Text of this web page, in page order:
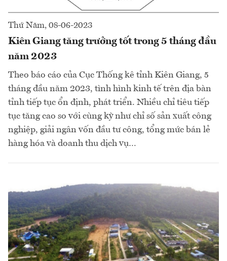
Thứ Năm, 08-06-2023
Kiên Giang tăng trưởng tốt trong 5 tháng đầu
năm 2023
Theo báo cáo của Cục Thống kê tỉnh Kiên Giang, 5
tháng đầu năm 2023, tình hình kinh tế trên địa bàn
tỉnh tiếp tục ổn định, phát triển. Nhiều chỉ tiêu tiếp
tục tăng cao so với cùng kỳ như chỉ số sản xuất công
nghiệp, giải ngân vốn đầu tư công, tổng mức bán lẻ
hàng hóa và doanh thu dịch vụ…